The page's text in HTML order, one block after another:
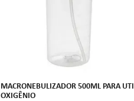
MACRONEBULIZADOR 500ML PARA UTI
OXIGÊNIO